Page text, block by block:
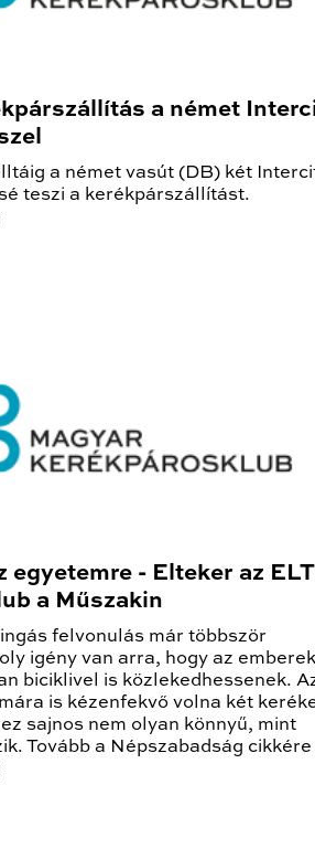
a német
a német vasút (DB) két
teszi a kerékpárszállítást.
egyetemre - Elteker az
a Műszakin
felvonulás már többször
igény van arra, hogy az
biciklivel is közlekedhessenek.
is kézenfekvő volna két
sajnos nem olyan könnyű, mint
Tovább a Népszabadság cikkére